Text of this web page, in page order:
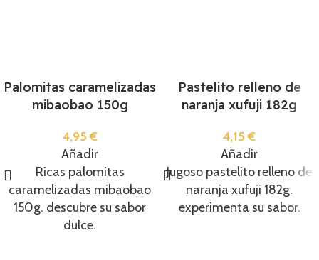
Palomitas caramelizadas
mibaobao 150g
4,95€
Añadir
Ricas palomitas
caramelizadas mibaobao
150g. descubre su sabor
dulce.
Pastelito relleno de
naranja xufuji 182g
4,15€
Añadir
Jugoso pastelito relleno de
naranja xufuji 182g.
experimenta su sabor.